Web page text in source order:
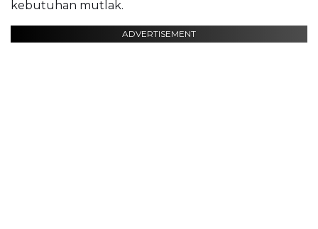
kebutuhan mutlak.
ADVERTISEMENT